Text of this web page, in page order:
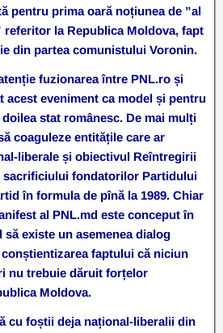
pentru prima oară noțiunea de ”al
referitor la Republica Moldova, fapt
din partea comunistului Voronin.
fuzionarea între PNL.ro și
acest eveniment ca model și pentru
stat românesc. De mai mulți
coaguleze entitățile care ar
liberale și obiectivul Reîntregirii
sacrificiului fondatorilor Partidului
în formula de pînă la 1989. Chiar
al PNL.md este conceput în
să existe un asemenea dialog
faptului că niciun
nu trebuie dăruit forțelor
Moldova.
cu foștii deja național-liberalii din